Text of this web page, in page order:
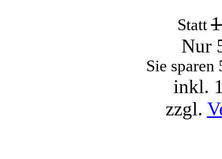
Statt
Nur
Sie
inkl.
zzgl.